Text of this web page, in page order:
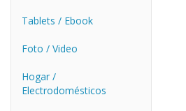
Tablets / Ebook
Foto / Video
Hogar /
Electrodomésticos